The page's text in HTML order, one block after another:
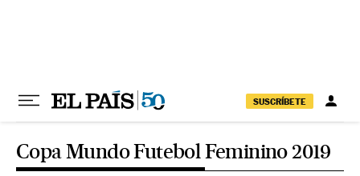
SUSCRÍBETE
Copa Mundo Futebol Feminino 2019